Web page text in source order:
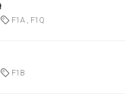
F1A , F1Q
F1B